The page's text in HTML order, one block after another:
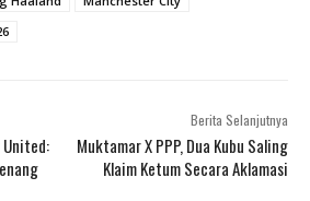
Berita Selanjutnya
Muktamar X PPP, Dua Kubu Saling
Klaim Ketum Secara Aklamasi